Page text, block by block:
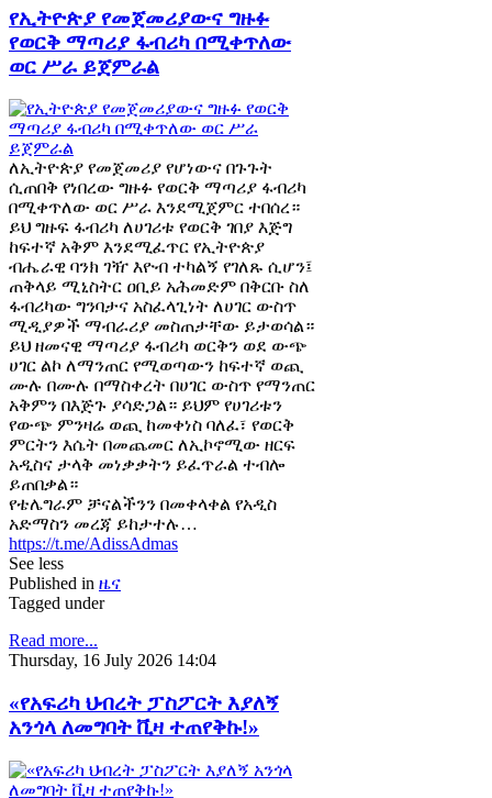
የኢትዮጵያ የመጀመሪያውና ግዙፉ
የወርቅ ማጣሪያ ፋብሪካ በሚቀጥለው
ወር ሥራ ይጀምራል
ለኢትዮጵያ የመጀመሪያ የሆነውና በጉጉት
ሲጠበቅ የነበረው ግዙፉ የወርቅ ማጣሪያ ፋብሪካ
በሚቀጥለው ወር ሥራ እንደሚጀምር ተበሰረ።
ይህ ግዙፍ ፋብሪካ ለሀገሪቱ የወርቅ ገበያ እጅግ
ከፍተኛ አቅም እንደሚፈጥር የኢትዮጵያ
ብሔራዊ ባንክ ገዥ እዮብ ተካልኝ የገለጹ ሲሆን፤
ጠቅላይ ሚኒስትር ዐቢይ አሕመድም በቅርቡ ስለ
ፋብሪካው ግንባታና አስፈላጊነት ለሀገር ውስጥ
ሚዲያዎች ማብራሪያ መስጠታቸው ይታወሳል።
ይህ ዘመናዊ ማጣሪያ ፋብሪካ ወርቅን ወደ ውጭ
ሀገር ልኮ ለማንጠር የሚወጣውን ከፍተኛ ወጪ
ሙሉ በሙሉ በማስቀረት በሀገር ውስጥ የማንጠር
አቅምን በእጅጉ ያሳድጋል። ይህም የሀገሪቱን
የውጭ ምንዛሬ ወጪ ከመቀነስ ባለፈ፣ የወርቅ
ምርትን እሴት በመጨመር ለኢኮኖሚው ዘርፍ
አዲስና ታላቅ መነቃቃትን ይፈጥራል ተብሎ
ይጠበቃል።
የቴሌግራም ቻናልችንን በመቀላቀል የአዲስ
አድማስን መረጃ ይከታተሉ…
https://t.me/AdissAdmas
See less
Published in ዜና
Tagged under
Read more...
Thursday, 16 July 2026 14:04
«የአፍሪካ ህብረት ፓስፖርት እያለኝ
አንጎላ ለመግባት ቪዛ ተጠየቅኩ!»